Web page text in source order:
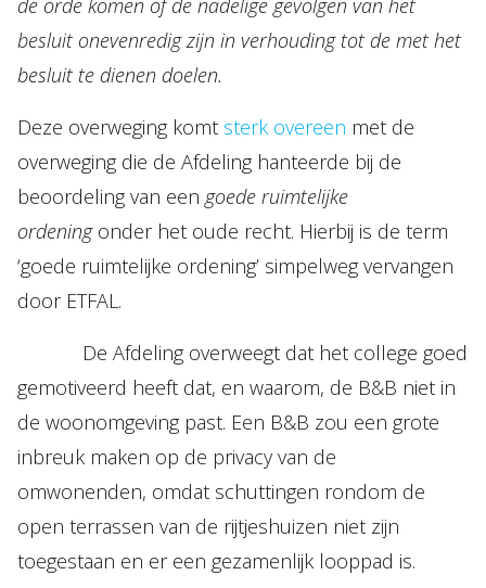
de orde komen of de nadelige gevolgen van het
besluit onevenredig zijn in verhouding tot de met het
besluit te dienen doelen.
Deze overweging komt sterk overeen met de
overweging die de Afdeling hanteerde bij de
beoordeling van een goede ruimtelijke
ordening onder het oude recht. Hierbij is de term
‘goede ruimtelijke ordening’ simpelweg vervangen
door ETFAL.
De Afdeling overweegt dat het college goed
gemotiveerd heeft dat, en waarom, de B&B niet in
de woonomgeving past. Een B&B zou een grote
inbreuk maken op de privacy van de
omwonenden, omdat schuttingen rondom de
open terrassen van de rijtjeshuizen niet zijn
toegestaan en er een gezamenlijk looppad is.